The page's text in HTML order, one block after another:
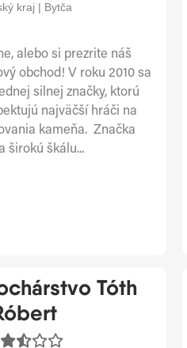
kraj | Bytča
alebo si prezrite náš
obchod! V roku 2010 sa
silnej značky, ktorú
najväčší hráči na
kameňa. Značka
širokú škálu...
Tóth